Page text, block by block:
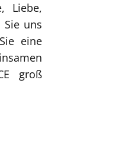
Liebe,
Sie uns
eine
groß